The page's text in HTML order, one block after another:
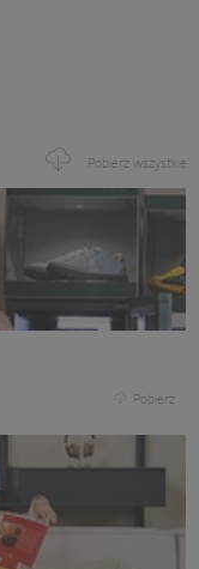
Pobierz wszystkie
Pobierz